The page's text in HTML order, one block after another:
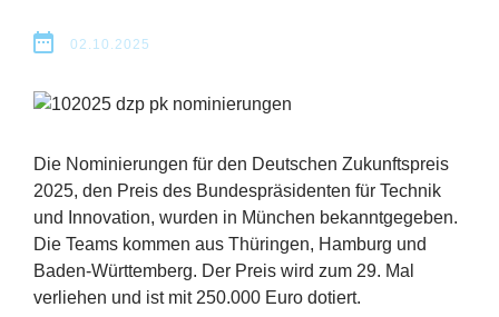
02.10.2025
Die Nominierungen für den Deutschen Zukunftspreis
2025, den Preis des Bundespräsidenten für Technik
und Innovation, wurden in München bekanntgegeben.
Die Teams kommen aus Thüringen, Hamburg und
Baden-Württemberg. Der Preis wird zum 29. Mal
verliehen und ist mit250.000 Euro dotiert.